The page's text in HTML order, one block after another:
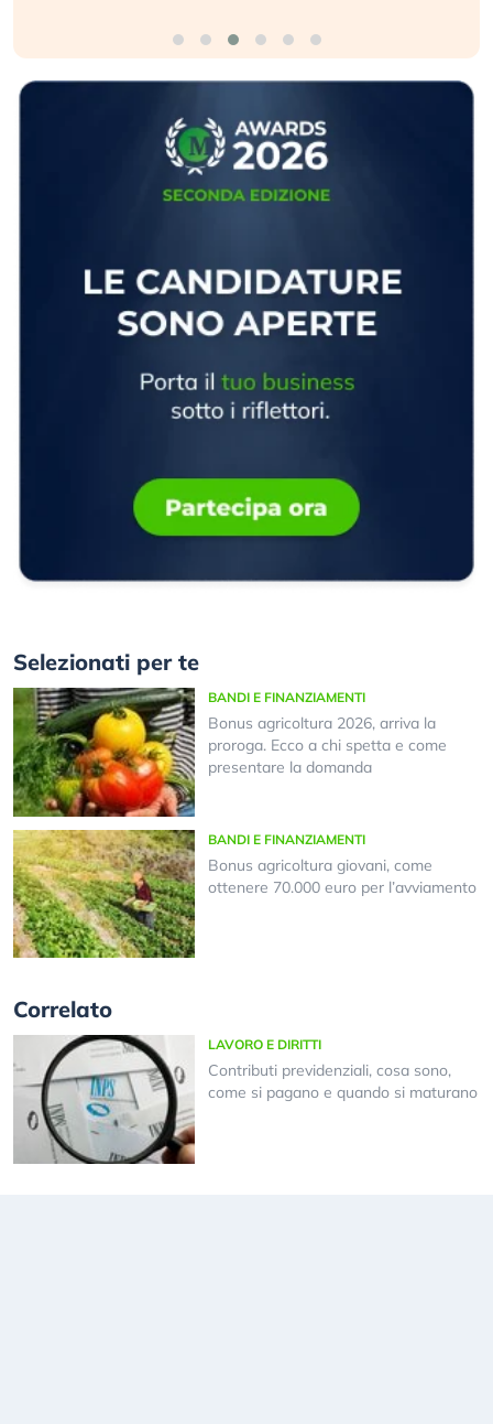
Selezionati per te
BANDI E FINANZIAMENTI
Bonus agricoltura 2026, arriva la
proroga. Ecco a chi spetta e come
presentare la domanda
BANDI E FINANZIAMENTI
Bonus agricoltura giovani, come
ottenere 70.000 euro per l’avviamento
Correlato
LAVORO E DIRITTI
Contributi previdenziali, cosa sono,
come si pagano e quando si maturano